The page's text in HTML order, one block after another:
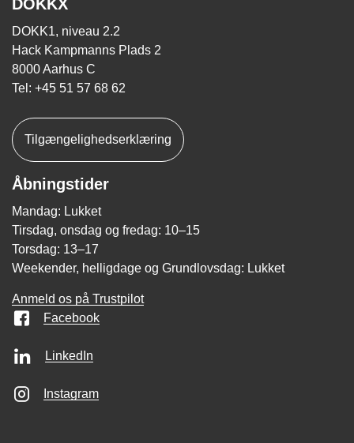
DOKKX
DOKK1, niveau 2.2
Hack Kampmanns Plads 2
8000 Aarhus C
Tel: +45 51 57 68 62
Tilgængelighedserklæring
Åbningstider
Mandag: Lukket
Tirsdag, onsdag og fredag: 10–15
Torsdag: 13–17
Weekender, helligdage og Grundlovsdag: Lukket
Anmeld os på Trustpilot
Facebook
LinkedIn
Instagram